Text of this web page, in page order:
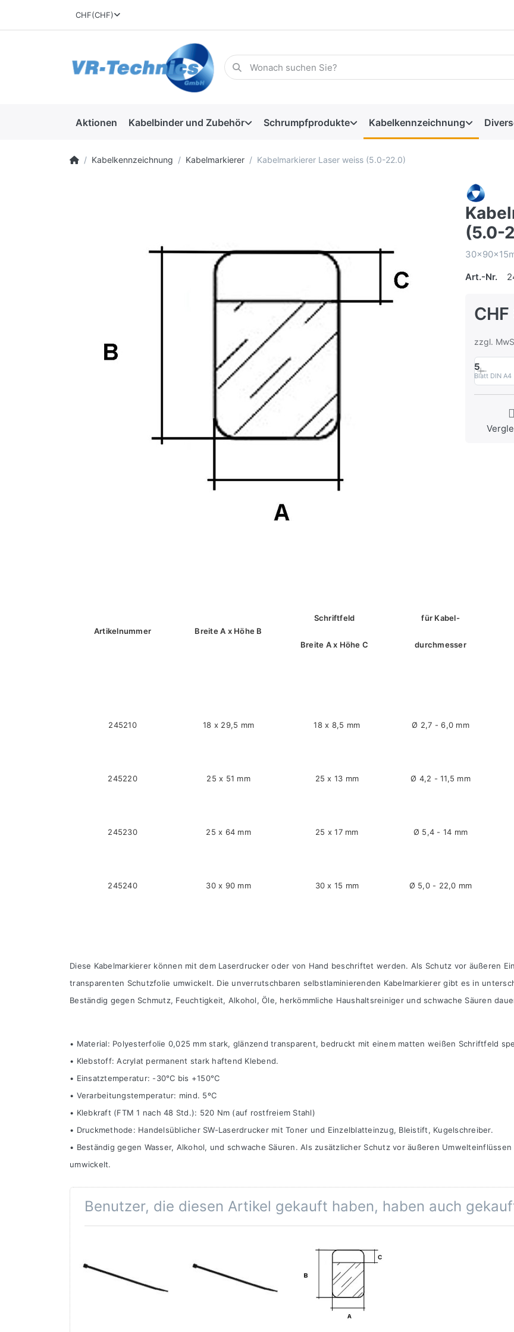
CHF(CHF)
Aktionen Kabelbinder und Zubehör Schrumpfprodukte Kabelkennzeichnung
Kabelkennzeichnung Kabelmarkierer Kabelmarkierer Laser weiss (5.0-22.0)
(5.0-
Art.-Nr.
zzgl.
5
Blatt DIN A4
Artikelnummer Breite A x Höhe B
Schriftfeld für Kabel-
Breite A x Höhe C durchmesser
245210 18 x 29,5 mm 18 x 8,5 mm Ø 2,7 - 6,0 mm
245220 25 x 51 mm 25 x 13 mm Ø 4,2 - 11,5 mm
245230 25 x 64 mm 25 x 17 mm Ø 5,4 - 14 mm
245240 30 x 90 mm 30 x 15 mm Ø 5,0 - 22,0 mm
Diese Kabelmarkierer können mit dem Laserdrucker oder von Hand beschriftet werden. Als Schutz vor äußeren
transparenten Schutzfolie umwickelt. Die unverrutschbaren selbstlaminierenden Kabelmarkierer gibt es in
Beständig gegen Schmutz, Feuchtigkeit, Alkohol, Öle, herkömmliche Haushaltsreiniger und schwache Säuren
• Material: Polyesterfolie 0,025 mm stark, glänzend transparent, bedruckt mit einem matten weißen Schriftfeld
• Klebstoff: Acrylat permanent stark haftend Klebend.
• Einsatztemperatur: -30°C bis +150°C
• Verarbeitungstemperatur: mind. 5ºC
• Klebkraft (FTM 1 nach 48 Std.): 520 Nm (auf rostfreiem Stahl)
• Druckmethode: Handelsüblicher SW-Laserdrucker mit Toner und Einzelblatteinzug, Bleistift, Kugelschreiber.
• Beständig gegen Wasser, Alkohol, und schwache Säuren. Als zusätzlicher Schutz vor äußeren
umwickelt.
Benutzer, die diesen Artikel gekauft haben, haben auch